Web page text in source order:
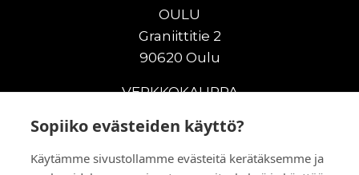
Sopiiko evästeiden käyttö?
Käytämme sivustollamme evästeitä kerätäksemme ja
OULU
Graniittitie 2
90620 Oulu
VERKKOKAUPPA
Uudet maanrakennuskoneet
Vuokrakoneet